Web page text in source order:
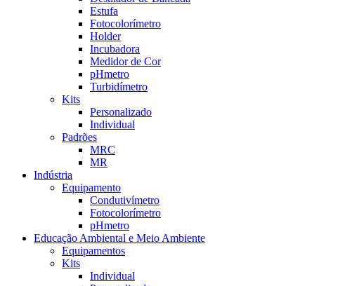
Estufa
Fotocolorímetro
Holder
Incubadora
Medidor de Cor
pHmetro
Turbidímetro
Kits
Personalizado
Individual
Padrões
MRC
MR
Indústria
Equipamento
Condutivímetro
Fotocolorímetro
pHmetro
Educação Ambiental e Meio Ambiente
Equipamentos
Kits
Individual